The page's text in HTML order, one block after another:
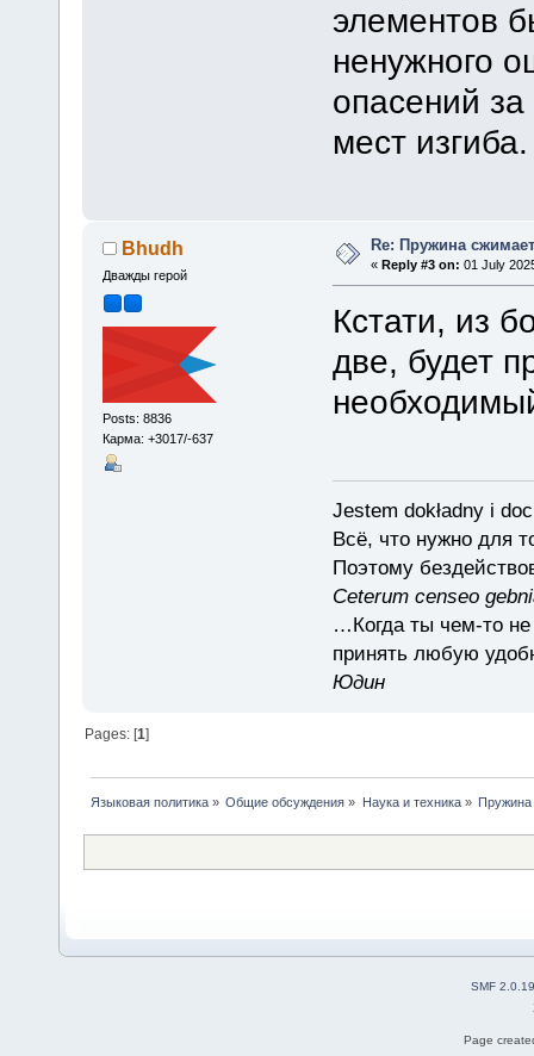
элементов
ненужного
опасений за
мест изгиба.
Bhudh
Дважды герой
Posts: 8836
Карма: +3017/-637
Re: Пружина
«Reply #3 on: 01 July
Кстати, из
две, будет
Jestem dokładny i
Всё, что нужно для
Поэтому
Ceterum censeo
…Когда ты чем-то не
принять любую
Юдин
Pages: [1]
Языковая политика» Общие обсуждения » Наука и техника»
SMF 2.0.19
Page